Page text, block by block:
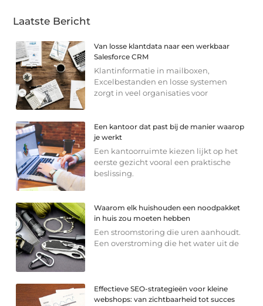
Laatste Bericht
Van losse klantdata naar een werkbaar
Salesforce CRM
Klantinformatie in mailboxen,
Excelbestanden en losse systemen
zorgt in veel organisaties voor
Een kantoor dat past bij de manier waarop
je werkt
Een kantoorruimte kiezen lijkt op het
eerste gezicht vooral een praktische
beslissing.
Waarom elk huishouden een noodpakket
in huis zou moeten hebben
Een stroomstoring die uren aanhoudt.
Een overstroming die het water uit de
Effectieve SEO-strategieën voor kleine
webshops: van zichtbaarheid tot succes